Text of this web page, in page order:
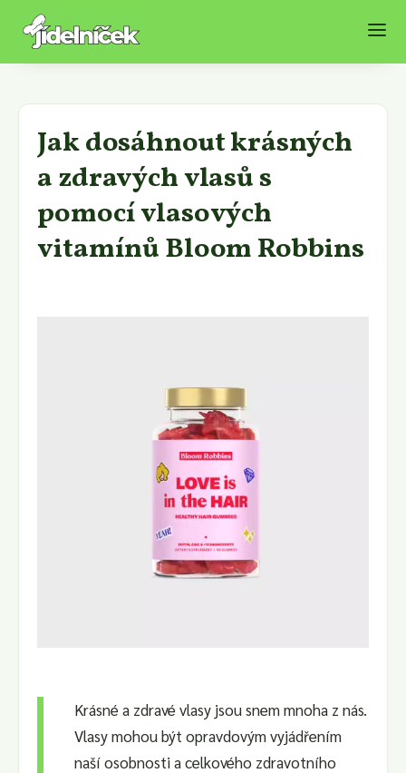
Jak dosáhnout krásných
a zdravých vlasů s
pomocí vlasových
vitamínů Bloom Robbins
Krásné a zdravé vlasy jsou snem mnoha z nás.
Vlasy mohou být opravdovým vyjádřením
naší osobnosti a celkového zdravotního